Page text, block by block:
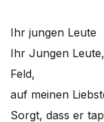
Ihr jungen Leute
Ihr Jungen
Feld,
auf meinen
Sorgt, dass er